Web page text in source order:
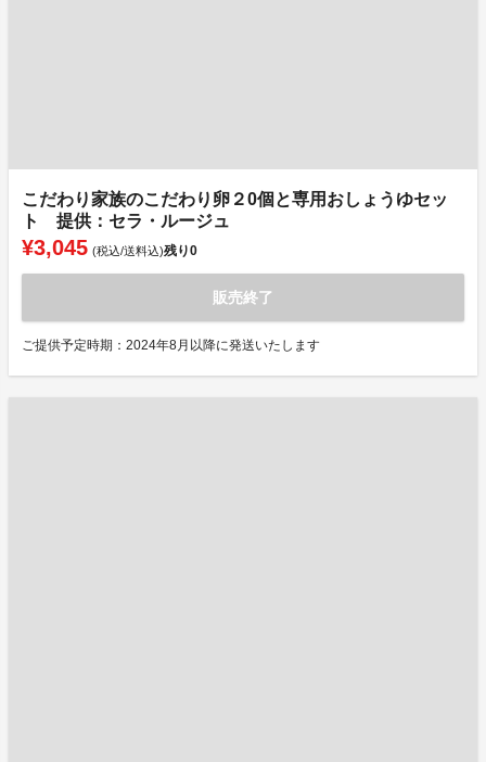
こだわり家族のこだわり卵２0個と専用おしょうゆセッ
ト 提供：セラ・ルージュ
¥3,045 (税込/送料込)残り0
販売終了
ご提供予定時期：2024年8月以降に発送いたします